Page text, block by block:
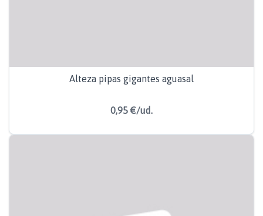
Alteza pipas gigantes aguasal
0,95 €/ud.